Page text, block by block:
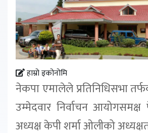
हाम्रो इकोनोमि
नेकपा एमालेले प्रतिनिधिसभा
उम्मेदवार निर्वाचन
अध्यक्ष केपी शर्मा ओलीको